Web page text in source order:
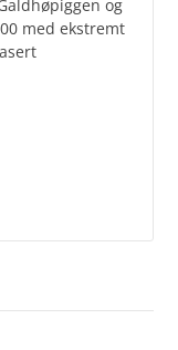
og
med ekstremt